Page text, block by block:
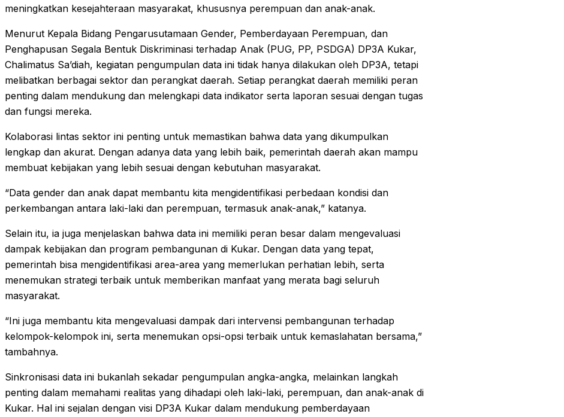
meningkatkan kesejahteraan masyarakat, khususnya perempuan dan anak-anak.
Menurut Kepala Bidang Pengarusutamaan Gender, Pemberdayaan Perempuan, dan
Penghapusan Segala Bentuk Diskriminasi terhadap Anak (PUG, PP, PSDGA) DP3A Kukar,
Chalimatus Sa’diah, kegiatan pengumpulan data ini tidak hanya dilakukan oleh DP3A, tetapi
melibatkan berbagai sektor dan perangkat daerah. Setiap perangkat daerah memiliki peran
penting dalam mendukung dan melengkapi data indikator serta laporan sesuai dengan tugas
dan fungsi mereka.
Kolaborasi lintas sektor ini penting untuk memastikan bahwa data yang dikumpulkan
lengkap dan akurat. Dengan adanya data yang lebih baik, pemerintah daerah akan mampu
membuat kebijakan yang lebih sesuai dengan kebutuhan masyarakat.
“Data gender dan anak dapat membantu kita mengidentifikasi perbedaan kondisi dan
perkembangan antara laki-laki dan perempuan, termasuk anak-anak,” katanya.
Selain itu, ia juga menjelaskan bahwa data ini memiliki peran besar dalam mengevaluasi
dampak kebijakan dan program pembangunan di Kukar. Dengan data yang tepat,
pemerintah bisa mengidentifikasi area-area yang memerlukan perhatian lebih, serta
menemukan strategi terbaik untuk memberikan manfaat yang merata bagi seluruh
masyarakat.
“Ini juga membantu kita mengevaluasi dampak dari intervensi pembangunan terhadap
kelompok-kelompok ini, serta menemukan opsi-opsi terbaik untuk kemaslahatan bersama,”
tambahnya.
Sinkronisasi data ini bukanlah sekadar pengumpulan angka-angka, melainkan langkah
penting dalam memahami realitas yang dihadapi oleh laki-laki, perempuan, dan anak-anak di
Kukar. Hal ini sejalan dengan visi DP3A Kukar dalam mendukung pemberdayaan